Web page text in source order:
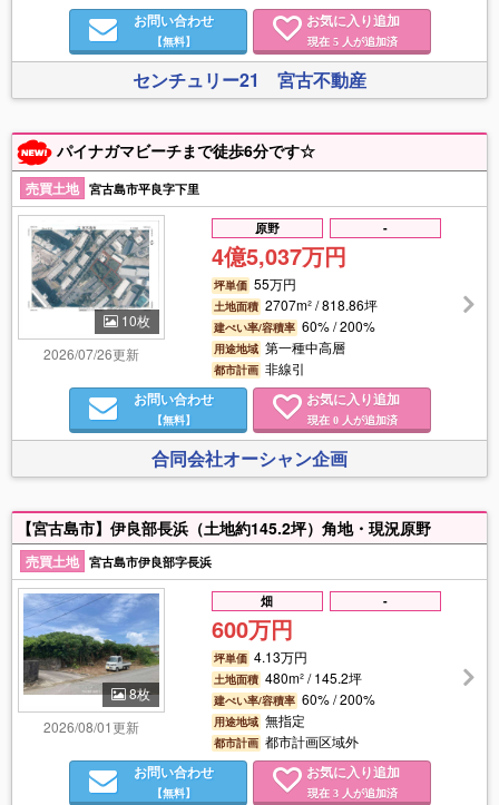
お問い合わせ
【無料】
お気に入り追加
現在 5 人が追加済
センチュリー21 宮古不動産
パイナガマビーチまで徒歩6分です☆
売買土地 宮古島市平良字下里
10枚
2026/07/26更新
原野 -
4億5,037万円
坪単価 55万円
土地面積 2707m² / 818.86坪
建ぺい率/容積率 60% / 200%
用途地域 第一種中高層
都市計画 非線引
お問い合わせ
【無料】
お気に入り追加
現在 0 人が追加済
合同会社オーシャン企画
【宮古島市】伊良部長浜（土地約145.2坪）角地・現況原野
売買土地 宮古島市伊良部字長浜
8枚
2026/08/01更新
畑 -
600万円
坪単価 4.13万円
土地面積 480m² / 145.2坪
建ぺい率/容積率 60% / 200%
用途地域 無指定
都市計画 都市計画区域外
お問い合わせ
【無料】
お気に入り追加
現在 3 人が追加済